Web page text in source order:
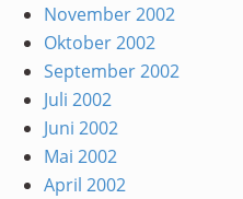
November 2002
Oktober 2002
September 2002
Juli 2002
Juni 2002
Mai 2002
April 2002